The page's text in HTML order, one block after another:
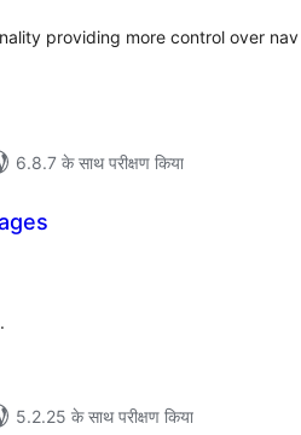
providing more control over nav
6.8.7 के साथ परीक्षण किया
5.2.25 के साथ परीक्षण किया